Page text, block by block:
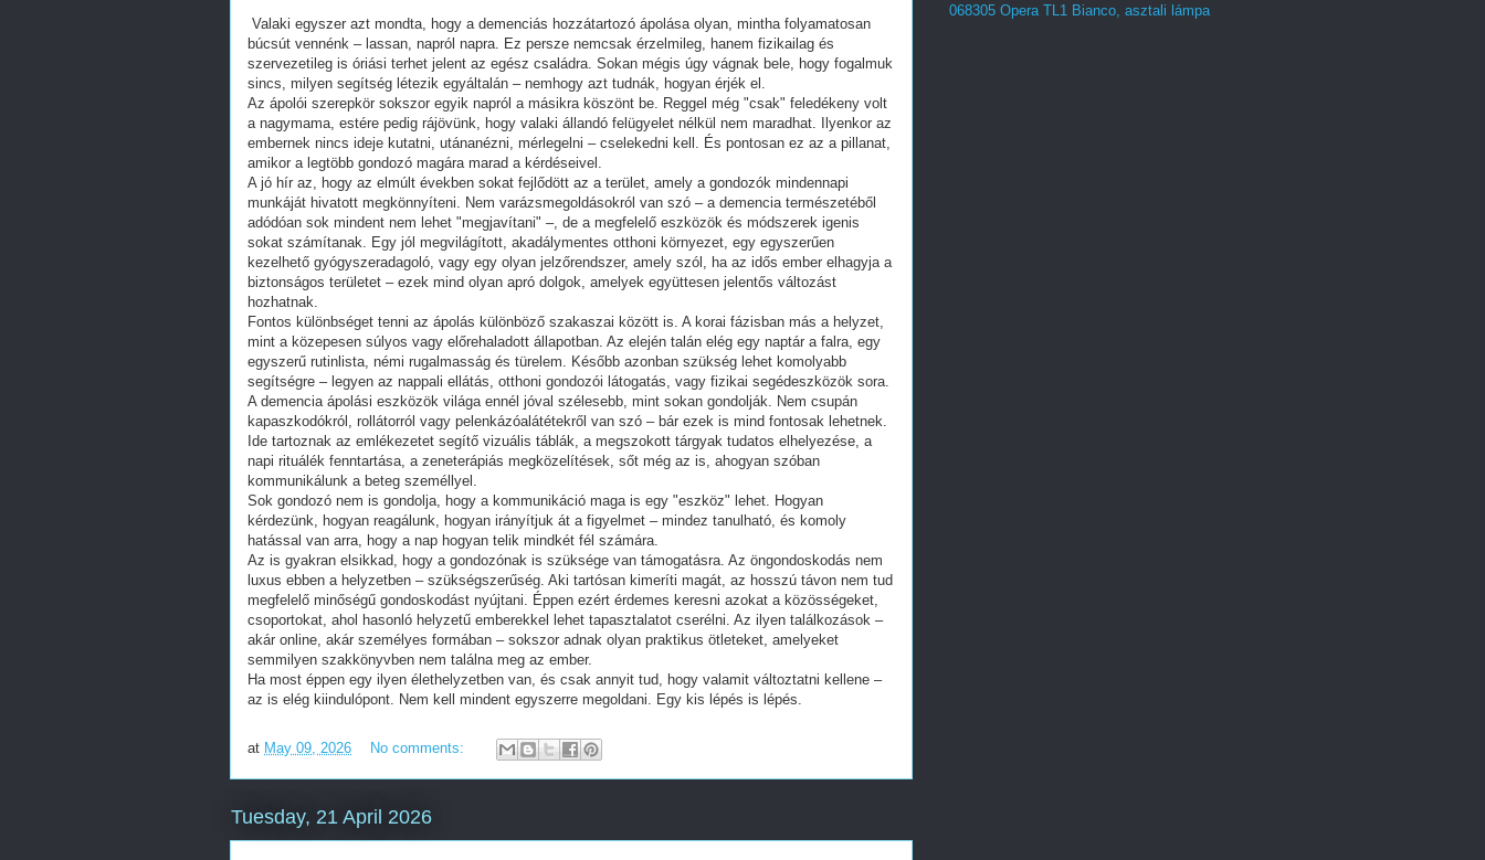
Valaki egyszer azt mondta, hogy a demenciás hozzátartozó ápolása olyan, mintha folyamatosan
búcsút vennénk – lassan, napról napra. Ez persze nemcsak érzelmileg, hanem fizikailag és
szervezetileg is óriási terhet jelent az egész családra. Sokan mégis úgy vágnak bele, hogy fogalmuk
sincs, milyen segítség létezik egyáltalán – nemhogy azt tudnák, hogyan érjék el.
Az ápolói szerepkör sokszor egyik napról a másikra köszönt be. Reggel még "csak" feledékeny volt
a nagymama, estére pedig rájövünk, hogy valaki állandó felügyelet nélkül nem maradhat. Ilyenkor az
embernek nincs ideje kutatni, utánanézni, mérlegelni – cselekedni kell. És pontosan ez az a pillanat,
amikor a legtöbb gondozó magára marad a kérdéseivel.
A jó hír az, hogy az elmúlt években sokat fejlődött az a terület, amely a gondozók mindennapi
munkáját hivatott megkönnyíteni. Nem varázsmegoldásokról van szó – a demencia természetéből
adódóan sok mindent nem lehet "megjavítani" –, de a megfelelő eszközök és módszerek igenis
sokat számítanak. Egy jól megvilágított, akadálymentes otthoni környezet, egy egyszerűen
kezelhető gyógyszeradagoló, vagy egy olyan jelzőrendszer, amely szól, ha az idős ember elhagyja a
biztonságos területet – ezek mind olyan apró dolgok, amelyek együttesen jelentős változást
hozhatnak.
Fontos különbséget tenni az ápolás különböző szakaszai között is. A korai fázisban más a helyzet,
mint a közepesen súlyos vagy előrehaladott állapotban. Az elején talán elég egy naptár a falra, egy
egyszerű rutinlista, némi rugalmasság és türelem. Később azonban szükség lehet komolyabb
segítségre – legyen az nappali ellátás, otthoni gondozói látogatás, vagy fizikai segédeszközök sora.
A demencia ápolási eszközök világa ennél jóval szélesebb, mint sokan gondolják. Nem csupán
kapaszkodókról, rollátorról vagy pelenkázóalátétekről van szó – bár ezek is mind fontosak lehetnek.
Ide tartoznak az emlékezetet segítő vizuális táblák, a megszokott tárgyak tudatos elhelyezése, a
napi rituálék fenntartása, a zeneterápiás megközelítések, sőt még az is, ahogyan szóban
kommunikálunk a beteg személlyel.
Sok gondozó nem is gondolja, hogy a kommunikáció maga is egy "eszköz" lehet. Hogyan
kérdezünk, hogyan reagálunk, hogyan irányítjuk át a figyelmet – mindez tanulható, és komoly
hatással van arra, hogy a nap hogyan telik mindkét fél számára.
Az is gyakran elsikkad, hogy a gondozónak is szüksége van támogatásra. Az öngondoskodás nem
luxus ebben a helyzetben – szükségszerűség. Aki tartósan kimeríti magát, az hosszú távon nem tud
megfelelő minőségű gondoskodást nyújtani. Éppen ezért érdemes keresni azokat a közösségeket,
csoportokat, ahol hasonló helyzetű emberekkel lehet tapasztalatot cserélni. Az ilyen találkozások –
akár online, akár személyes formában – sokszor adnak olyan praktikus ötleteket, amelyeket
semmilyen szakkönyvben nem találna meg az ember.
Ha most éppen egy ilyen élethelyzetben van, és csak annyit tud, hogy valamit változtatni kellene –
az is elég kiindulópont. Nem kell mindent egyszerre megoldani. Egy kis lépés is lépés.
at May 09, 2026 No comments:
Tuesday, 21 April 2026
068305 Opera TL1 Bianco, asztali lámpa